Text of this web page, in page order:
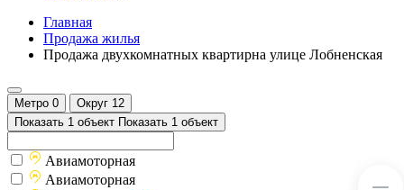
Главная
Продажа жилья
Продажа двухкомнатных квартирна улице Лобненская
Метро 0 Округ 12
Показать 1 объект Показать 1 объект
Авиамоторная
Авиамоторная